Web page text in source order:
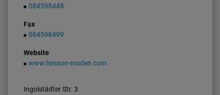
Ingolstädter Str. 3
084598448
Fax
084598499
Website
www.hesson-moden.com